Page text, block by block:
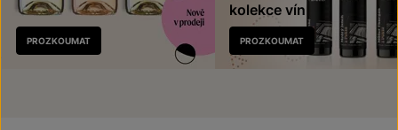
Nově
v prodeji
PROZKOUMAT
kolekce vín
PROZKOUMAT